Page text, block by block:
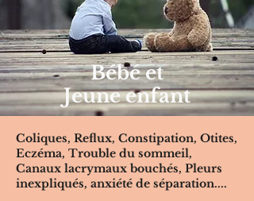
Bébé et
Jeune enfant
Coliques, Reflux, Constipation, Otites,
Eczéma, Trouble du sommeil,
Canaux lacrymaux bouchés, Pleurs
inexpliqués, anxiété de séparation....